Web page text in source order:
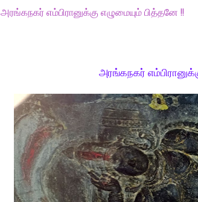
அரங்கநகர் எம்பிரானுக்கு எழுமையும் பித்தனே !!
அரங்கநகர்